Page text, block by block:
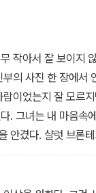
천도서로 입소문을
쳐쓰기 등 한 가지
리뷰가 많았다. 무
하게 수록해 기존
다는 평을 받았다.
들의 지속적인 호응
무리: 등장인물 구성
요하다
작아서 잘 보이지
의 사진 한 장에서
이었는지 잘 모르
. 그녀는 내 마음속
안겼다. 샬럿 브론
운 현실을 암시할 뿐